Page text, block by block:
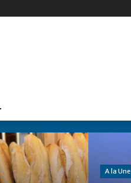
A la Une